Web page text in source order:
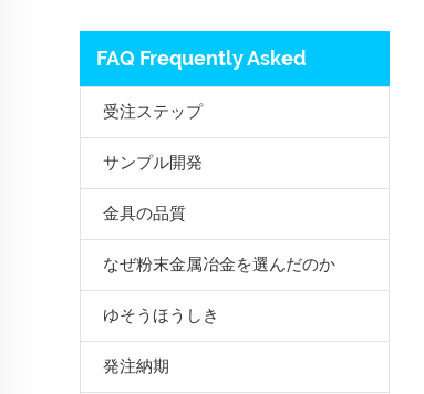
FAQ Frequently Asked
受注ステップ
サンプル開発
金具の品質
なぜ粉末金属冶金を選んだのか
ゆそうほうしき
発注納期